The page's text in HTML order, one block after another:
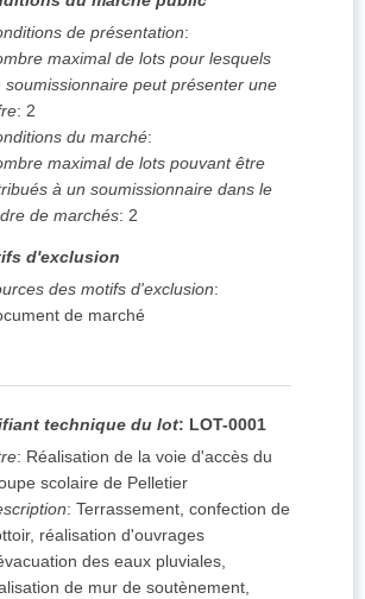
de présentation:
maximal de lots pour lesquels
soumissionnaire peut présenter une
: 2
du marché:
maximal de lots pouvant être
à un soumissionnaire dans le
de marchés: 2
d'exclusion
des motifs d'exclusion:
de marché
technique du lot: LOT-0001
: Réalisation de la voie d'accès du
scolaire de Pelletier
: Terrassement, confection de
réalisation d'ouvrages
des eaux pluviales,
de mur de soutènement,